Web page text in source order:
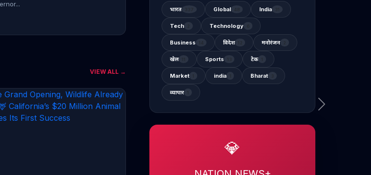
→
VIEW ALL →
भारत Global India
Tech Technology
Business विदेश मनोरंजन
खेल Sports टेक
Market india Bharat
व्यापार
💎